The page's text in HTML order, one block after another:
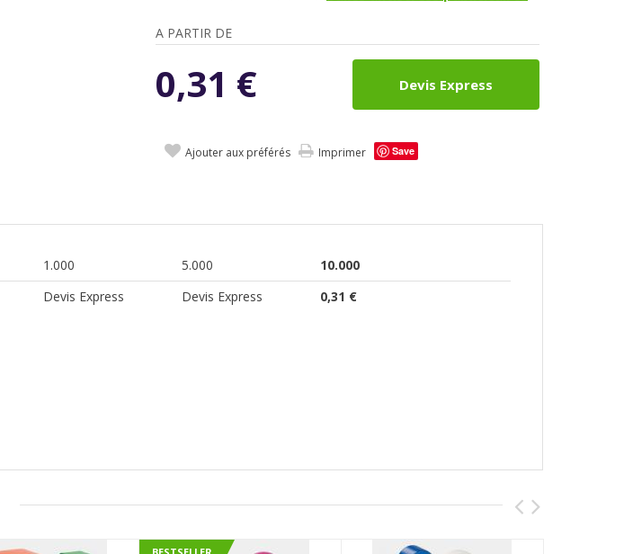
A PARTIR DE
0,31 € Devis Express
Ajouter aux préférés Imprimer Save
1.000 5.000
10.000
Devis Express Devis Express 0,31 €